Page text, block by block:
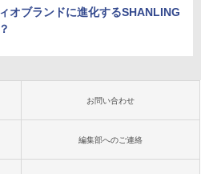
オブランドに進化するSHANLING
お問い合わせ
編集部へのご連絡